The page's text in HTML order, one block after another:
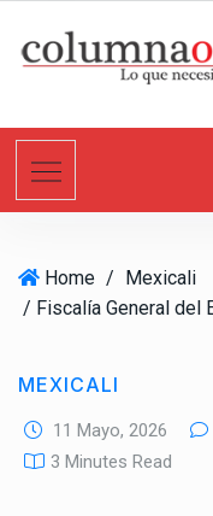
t
Home / Mexicali
MEXICALI
11 Mayo, 2026
3 Minutes Read